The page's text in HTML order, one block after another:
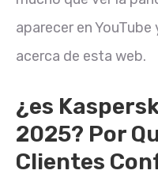
aparecer en
acerca de esta web.
¿es
2025? Por
Clientes